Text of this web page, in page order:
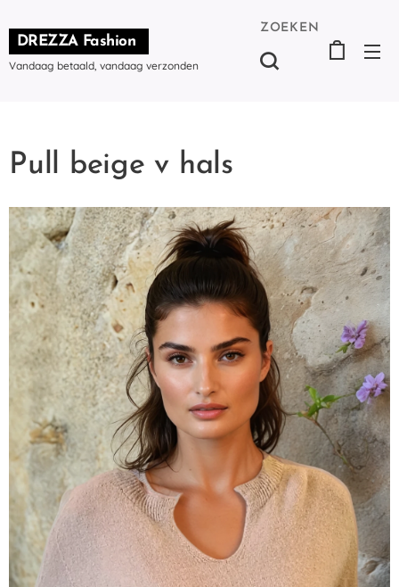
DREZZA Fashion
Vandaag betaald, vandaag verzonden
ZOEKEN
Pull beige v hals